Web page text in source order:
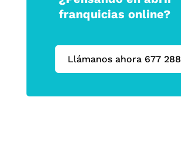
franquicias online?
Llámanos ahora 677